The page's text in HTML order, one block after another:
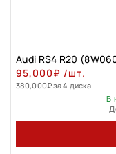
Audi RS4 R20
95,000₽ /шт.
380,000₽за 4 диска
В